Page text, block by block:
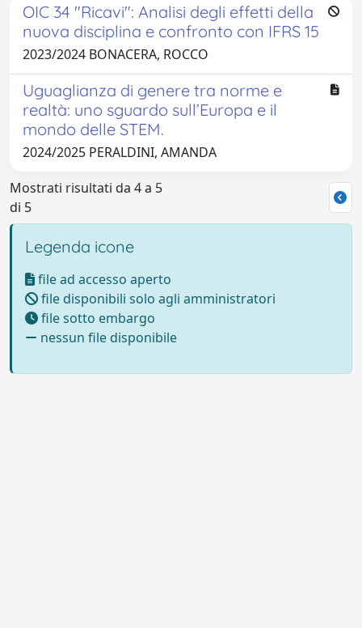
OIC 34 "Ricavi": Analisi degli effetti della
nuova disciplina e confronto con IFRS 15
2023/2024 BONACERA, ROCCO
Uguaglianza di genere tra norme e
realtà: uno sguardo sull’Europa e il
mondo delle STEM.
2024/2025 PERALDINI, AMANDA
Mostrati risultati da 4 a 5
di 5
Legenda icone
file ad accesso aperto
file disponibili solo agli amministratori
file sotto embargo
nessun file disponibile